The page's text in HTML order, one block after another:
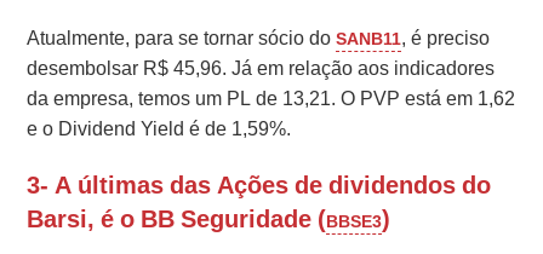
Atualmente, para se tornar sócio doSANB11, é preciso
desembolsar R$ 45,96. Já em relação aos indicadores
da empresa, temos um PL de 13,21. O PVP está em 1,62
e o Dividend Yield é de 1,59%.
3- A últimas das Ações de dividendos do
Barsi, é o BB Seguridade (BBSE3)